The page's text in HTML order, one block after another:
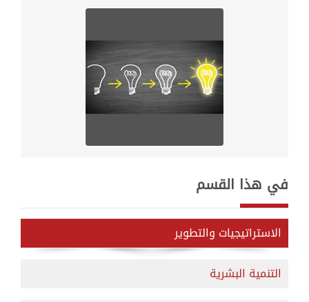
في هذا القسم
الاستراتيجيات والتطوير
التنمية البشرية